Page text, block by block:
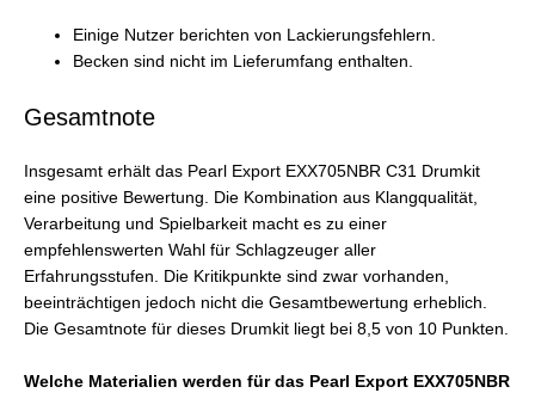
Einige Nutzer berichten von Lackierungsfehlern.
Becken sind nicht im Lieferumfang enthalten.
Gesamtnote
Insgesamt erhält das Pearl Export EXX705NBR C31 Drumkit
eine positive Bewertung. Die Kombination aus Klangqualität,
Verarbeitung und Spielbarkeit macht es zu einer
empfehlenswerten Wahl für Schlagzeuger aller
Erfahrungsstufen. Die Kritikpunkte sind zwar vorhanden,
beeinträchtigen jedoch nicht die Gesamtbewertung erheblich.
Die Gesamtnote für dieses Drumkit liegt bei 8,5 von 10 Punkten.
Welche Materialien werden für das Pearl Export EXX705NBR